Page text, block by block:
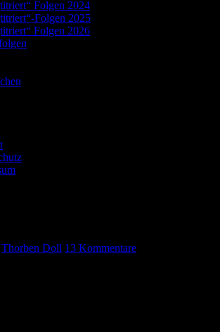
Folgen 2024
Folgen 2025
Folgen 2026
Thorben Doll 13 Kommentare